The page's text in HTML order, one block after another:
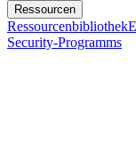
Ressourcen
Ressourcenbibliothek
Security-Programms